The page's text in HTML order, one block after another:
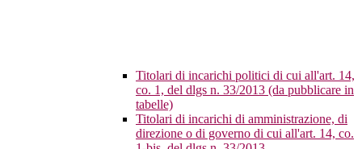
Titolari di incarichi politici di cui all'art. 14,
co. 1, del dlgs n. 33/2013 (da pubblicare in
tabelle)
Titolari di incarichi di amministrazione, di
direzione o di governo di cui all'art. 14, co.